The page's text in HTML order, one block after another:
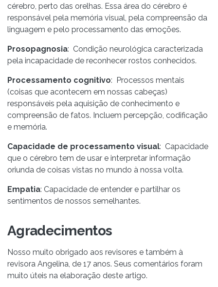
cérebro, perto das orelhas. Essa área do cérebro é
responsável pela memória visual, pela compreensão da
linguagem e pelo processamento das emoções.
Prosopagnosia: Condição neurológica caracterizada
pela incapacidade de reconhecer rostos conhecidos.
Processamento cognitivo: Processos mentais
(coisas que acontecem em nossas cabeças)
responsáveis pela aquisição de conhecimento e
compreensão de fatos. Incluem percepção, codificação
e memória.
Capacidade de processamento visual: Capacidade
que o cérebro tem de usar e interpretar informação
oriunda de coisas vistas no mundo à nossa volta.
Empatia: Capacidade de entender e partilhar os
sentimentos de nossos semelhantes.
Agradecimentos
Nosso muito obrigado aos revisores e também à
revisora Angelina, de 17 anos. Seus comentários foram
muito úteis na elaboração deste artigo.